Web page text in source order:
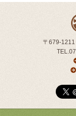
〒679-1211